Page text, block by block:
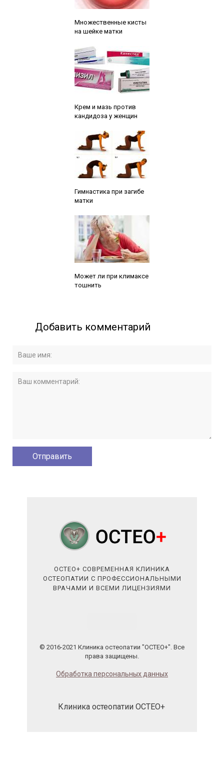
Множественные кисты
на шейке матки
Крем и мазь против
кандидоза у женщин
Гимнастика при загибе
матки
Может ли при климаксе
тошнить
Добавить комментарий
ОСТЕО+ СОВРЕМЕННАЯ КЛИНИКА
ОСТЕОПАТИИ С ПРОФЕССИОНАЛЬНЫМИ
ВРАЧАМИ И ВСЕМИ ЛИЦЕНЗИЯМИ
© 2016-2021 Клиника остеопатии "ОСТЕО+". Все
права защищены.
Обработка персональных данных
Клиника остеопатии ОСТЕО+